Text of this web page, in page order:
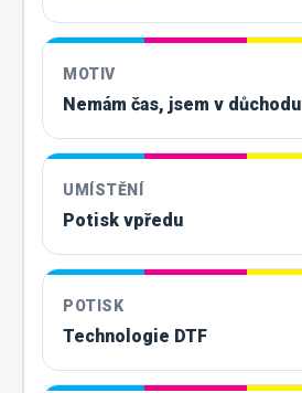
MOTIV
Nemám čas, jsem v důchodu
UMÍSTĚNÍ
Potisk vpředu
POTISK
Technologie DTF